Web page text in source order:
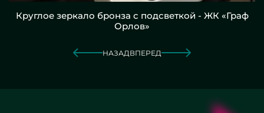
Круглое зеркало бронза с подсветкой - ЖК «Граф
Орлов»
НАЗАД ВПЕРЕД